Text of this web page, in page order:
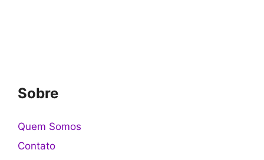
Sobre
Quem Somos
Contato